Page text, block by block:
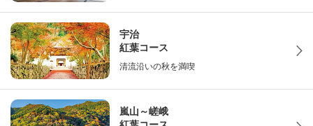
宇治
紅葉コース
清流沿いの秋を満喫
嵐山～嵯峨